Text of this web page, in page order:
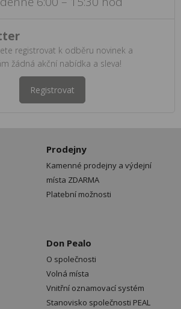
registrovat k odběru novinek a
žádná akční nabídka a sleva!
Registrovat
Prodejny
Kamenné prodejny a výdejní
místa ZDARMA
Platební možnosti
Don Pealo
O společnosti
Volná místa
Vnitřní oznamovací systém
Stanovisko společnosti PEAL